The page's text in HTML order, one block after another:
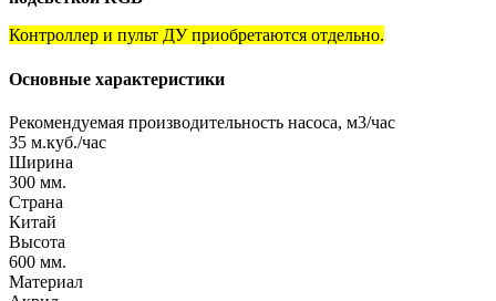
Контроллер и пульт ДУ приобретаются отдельно.
Основные характеристики
Рекомендуемая производительность насоса, м3/час
35 м.куб./час
Ширина
300 мм.
Страна
Китай
Высота
600 мм.
Материал